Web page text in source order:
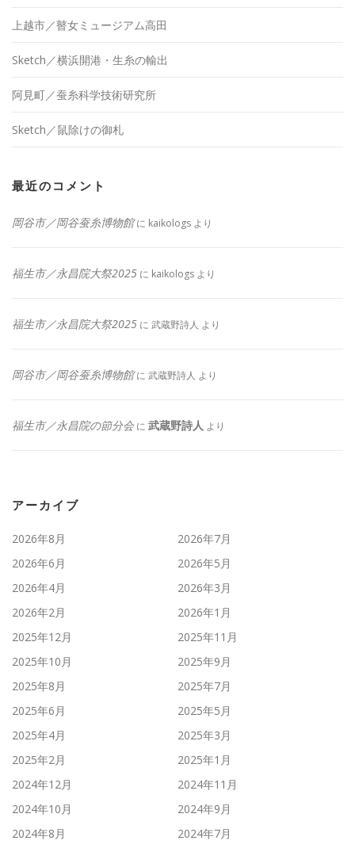
上越市／瞽女ミュージアム高田
Sketch／横浜開港・生糸の輸出
阿見町／蚕糸科学技術研究所
Sketch／鼠除けの御札
最近のコメント
岡谷市／岡谷蚕糸博物館に kaikologs より
福生市／永昌院大祭2025 に kaikologs より
福生市／永昌院大祭2025 に 武蔵野詩人 より
岡谷市／岡谷蚕糸博物館に 武蔵野詩人 より
福生市／永昌院の節分会に 武蔵野詩人 より
アーカイブ
2026年8月
2026年7月
2026年6月
2026年5月
2026年4月
2026年3月
2026年2月
2026年1月
2025年12月
2025年11月
2025年10月
2025年9月
2025年8月
2025年7月
2025年6月
2025年5月
2025年4月
2025年3月
2025年2月
2025年1月
2024年12月
2024年11月
2024年10月
2024年9月
2024年8月
2024年7月